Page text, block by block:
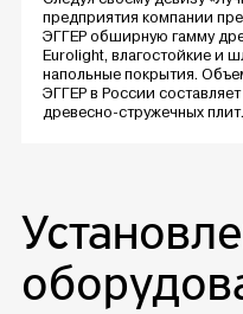
предприятия компании
ЭГГЕР обширную гамму
Eurolight, влагостойкие и
напольные покрытия.
ЭГГЕР в России
древесно-стружечных плит.